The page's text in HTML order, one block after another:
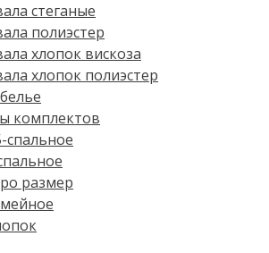
стеганые
полиэстер
хлопок вискоза
хлопок полиэстер
комплектов
спальное
размер